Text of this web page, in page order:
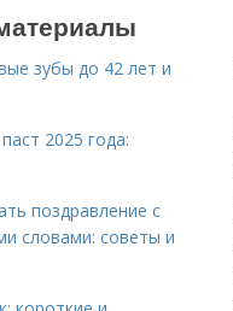
зубы до 42 лет и
2025 года:
поздравление с
словами: советы и